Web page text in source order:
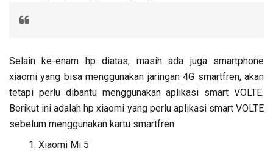
Selain ke-enam hp diatas, masih ada juga smartphone
xiaomi yang bisa menggunakan jaringan 4G smartfren, akan
tetapi perlu dibantu menggunakan aplikasi smart VOLTE.
Berikut ini adalah hp xiaomi yang perlu aplikasi smart VOLTE
sebelum menggunakan kartu smartfren.
Xiaomi Mi 5